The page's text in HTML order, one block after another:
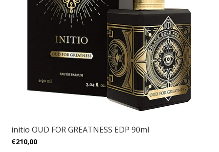
initio OUD FOR GREATNESS EDP 90ml
€210,00